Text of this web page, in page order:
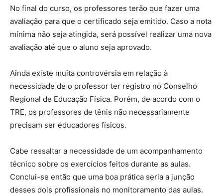
No final do curso, os professores terão que fazer uma
avaliação para que o certificado seja emitido. Caso a nota
mínima não seja atingida, será possível realizar uma nova
avaliação até que o aluno seja aprovado.
Ainda existe muita controvérsia em relação à
necessidade de o professor ter registro no Conselho
Regional de Educação Física. Porém, de acordo com o
TRE, os professores de tênis não necessariamente
precisam ser educadores físicos.
Cabe ressaltar a necessidade de um acompanhamento
técnico sobre os exercícios feitos durante as aulas.
Conclui-se então que uma boa prática seria a junção
desses dois profissionais no monitoramento das aulas.